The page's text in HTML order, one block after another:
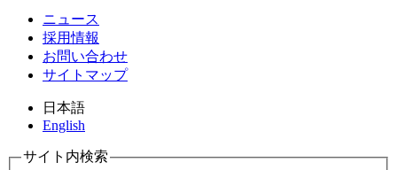
ニュース
採用情報
お問い合わせ
サイトマップ
日本語
English
サイト内検索